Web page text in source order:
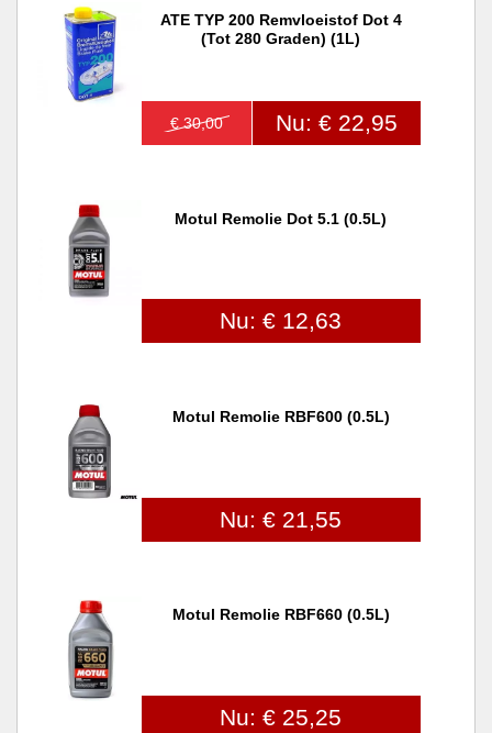
ATE TYP 200 Remvloeistof Dot 4
(tot 280 Graden) (1L)
€ 30,00 Nu: € 22,95
Motul Remolie Dot 5.1 (0.5L)
Nu: € 12,63
Motul Remolie RBF600 (0.5L)
Nu: € 21,55
Motul Remolie RBF660 (0.5L)
Nu: € 25,25